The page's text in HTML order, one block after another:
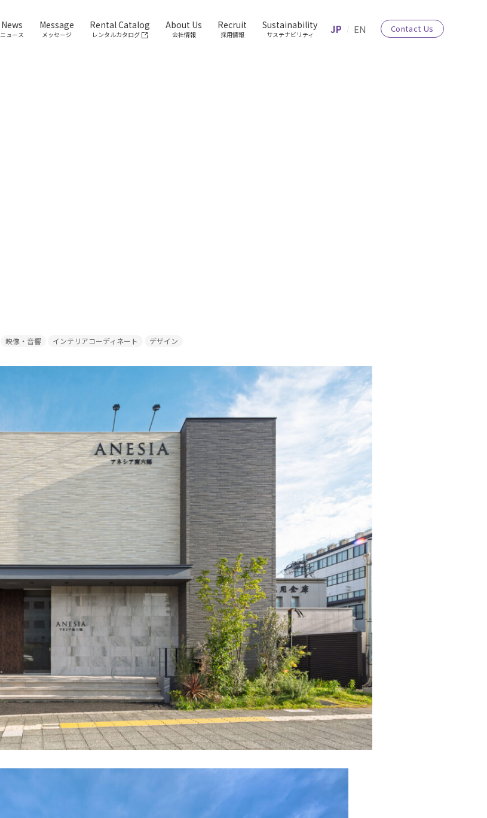
News
ニュース
Message
メッセージ
Rental Catalog
レンタルカタログ
About Us
会社情報
Recruit
採用情報
Sustainability
サステナビリティ JP EN Contact Us
映像・音響 インテリアコーディネート デザイン